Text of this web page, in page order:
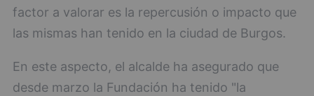
factor a valorar es la repercusión o impacto que
las mismas han tenido en la ciudad de Burgos.
En este aspecto, el alcalde ha asegurado que
desde marzo la Fundación ha tenido "la